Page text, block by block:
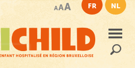
AAA FR NL